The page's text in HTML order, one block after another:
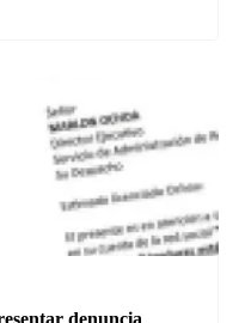
denuncia